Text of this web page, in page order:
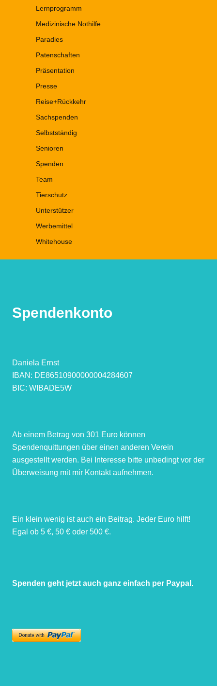
Lernprogramm
Medizinische Nothilfe
Paradies
Patenschaften
Präsentation
Presse
Reise+Rückkehr
Sachspenden
Selbstständig
Senioren
Spenden
Team
Tierschutz
Unterstützer
Werbemittel
Whitehouse
Spendenkonto
Daniela Ernst
IBAN: DE86510900000004284607
BIC: WIBADE5W
Ab einem Betrag von 301 Euro können
Spendenquittungen über einen anderen Verein
ausgestellt werden. Bei Interesse bitte unbedingt vor der
Überweisung mit mir Kontakt aufnehmen.
Ein klein wenig ist auch ein Beitrag. Jeder Euro hilft!
Egal ob 5 €, 50 € oder 500 €.
Spenden geht jetzt auch ganz einfach per Paypal.